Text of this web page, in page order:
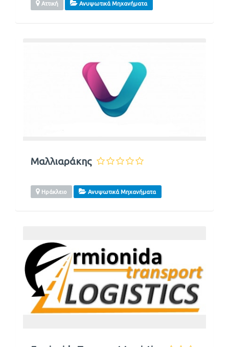
Αττική Ανυψωτικά Μηχανήματα
Μαλλιαράκης
Ηράκλειο Ανυψωτικά Μηχανήματα